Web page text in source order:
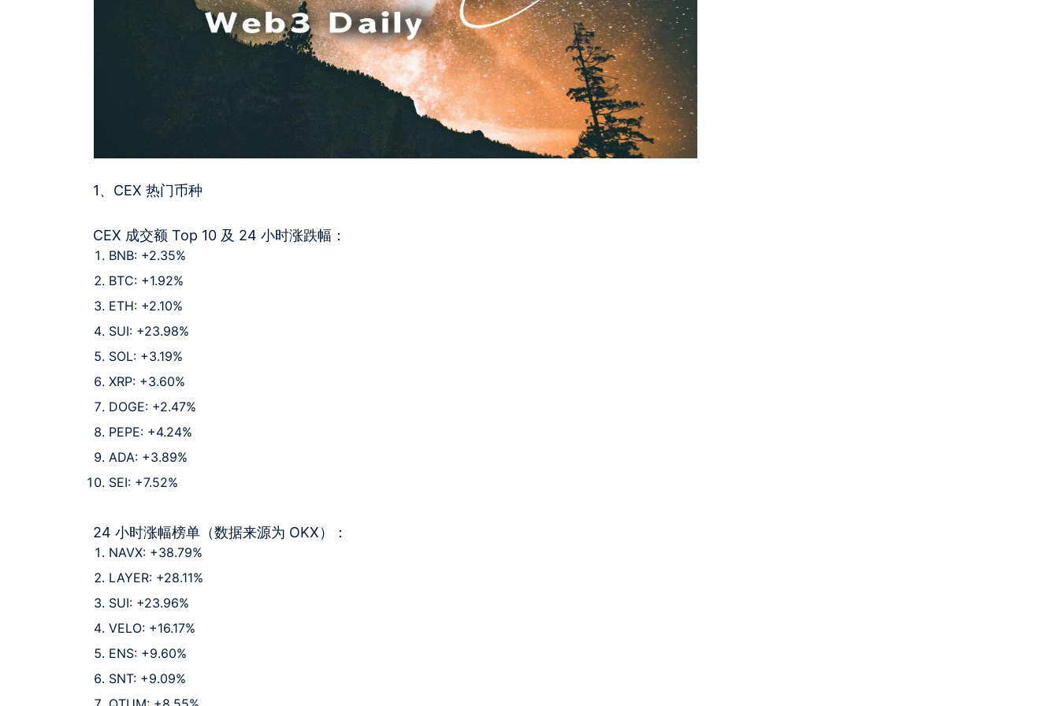
1、CEX 热门币种
CEX 成交额 Top 10 及 24 小时涨跌幅：
BNB: +2.35%
BTC: +1.92%
ETH: +2.10%
SUI: +23.98%
SOL: +3.19%
XRP: +3.60%
DOGE: +2.47%
PEPE: +4.24%
ADA: +3.89%
SEI: +7.52%
24 小时涨幅榜单（数据来源为 OKX）：
NAVX: +38.79%
LAYER: +28.11%
SUI: +23.96%
VELO: +16.17%
ENS: +9.60%
SNT: +9.09%